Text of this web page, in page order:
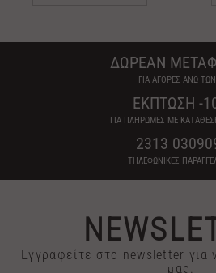
ΔΩΡΕΑΝ
ΓΙΑ ΑΓΟΡΕΣ ΑΝΩ ΤΩΝ
ΕΚΠΤΩΣΗ -
ΓΙΑ ΠΛΗΡΩΜΕΣ ΜΕ
2313
ΤΗΛΕΦΩΝΙΚΕΣ
Εγγραφείτε στο newsletter για
μας.